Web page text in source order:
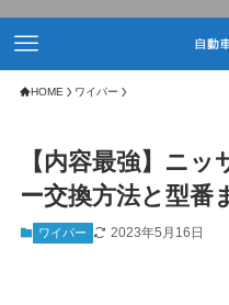
HOME ワイパー
【内容最強】ニ
ー交換方法と型番
ワイパー 2023年5月16日